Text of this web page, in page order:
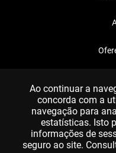
Ao continuar a
concorda com a
navegação para
estatísticas. Isto
informações de
seguro ao site.